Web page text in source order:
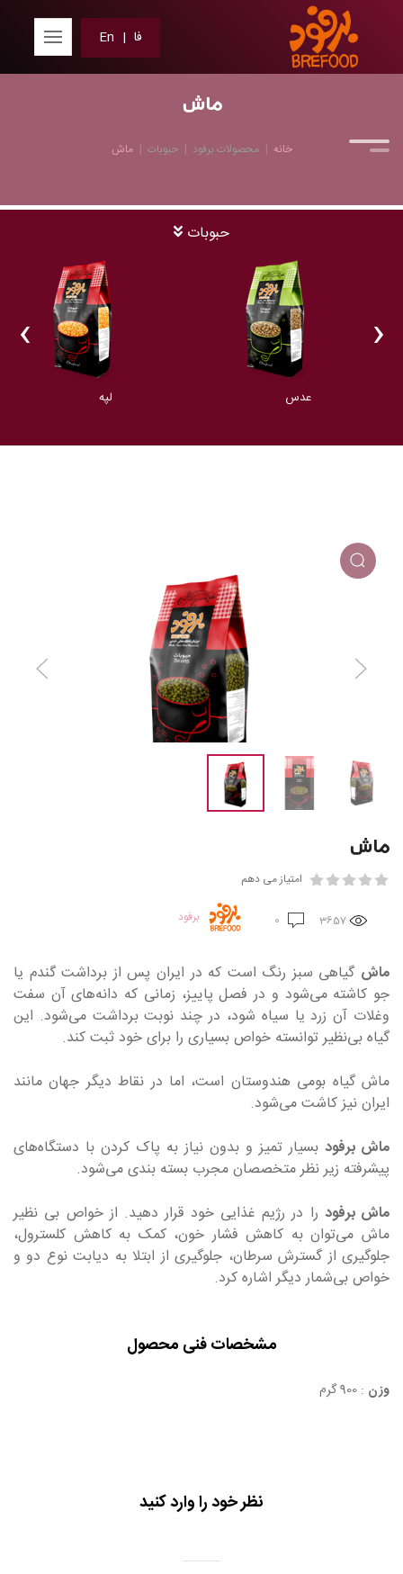
فا |
En
ماش
خانه محصولات برفود حبوبات ماش
حبوبات
عدس لوبیا قرمز
‹ ›
ماش
امتیاز می دهم
برفود
ماش گیاهی سبز رنگ است که در ایران پس از برداشت گندم یا
جو کاشته می‌شود و در فصل پاییز، زمانی که دانه‌های آن سفت
وغلات آن زرد یا سیاه شود، در چند نوبت برداشت می‌شود. این
گیاه بی‌نظیر توانسته خواص بسیاری را برای خود ثبت کند.
ماش گیاه بومی هندوستان است، اما در نقاط دیگر جهان مانند
ایران نیز کاشت می‌شود.
ماش برفود بسیار تمیز و بدون نیاز به پاک کردن با دستگاه‌های
پیشرفته زیر نظر متخصصان مجرب بسته بندی می‌شود.
ماش برفود را در رژیم غذایی خود قرار دهید. از خواص بی نظیر
ماش می‌توان به کاهش فشار خون، کمک به کاهش کلسترول،
جلوگیری از گسترش سرطان، جلوگیری از ابتلا به دیابت نوع دو و
خواص بی‌شمار دیگر اشاره کرد.
مشخصات فنی محصول
وزن : 900 گرم
نظر خود را وارد کنید